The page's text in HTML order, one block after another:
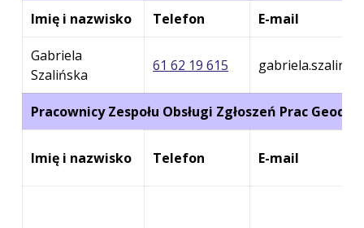
Imię i nazwisko Telefon E-mail
Gabriela
Szalińska
61 62 19 615
Pracownicy Zespołu Obsługi Zgłoszeń Prac
Imię i nazwisko Telefon E-mail